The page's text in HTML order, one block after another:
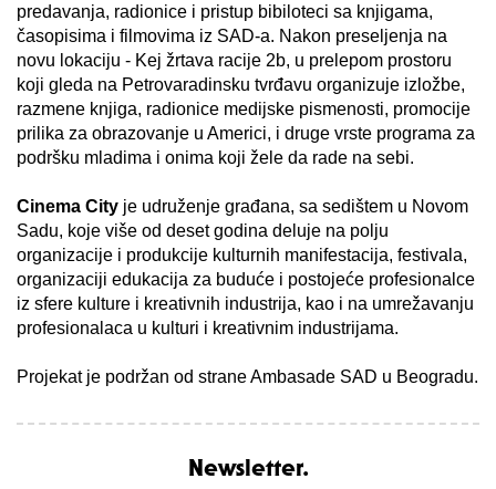
predavanja, radionice i pristup bibiloteci sa knjigama,
časopisima i filmovima iz SAD-a. Nakon preseljenja na
novu lokaciju - Kej žrtava racije 2b, u prelepom prostoru
koji gleda na Petrovaradinsku tvrđavu organizuje izložbe,
razmene knjiga, radionice medijske pismenosti, promocije
prilika za obrazovanje u Americi, i druge vrste programa za
podršku mladima i onima koji žele da rade na sebi.
Cinema City je udruženje građana, sa sedištem u Novom
Sadu, koje više od deset godina deluje na polju
organizacije i produkcije kulturnih manifestacija, festivala,
organizaciji edukacija za buduće i postojeće profesionalce
iz sfere kulture i kreativnih industrija, kao i na umrežavanju
profesionalaca u kulturi i kreativnim industrijama.
Projekat je podržan od strane Ambasade SAD u Beogradu.
Newsletter.